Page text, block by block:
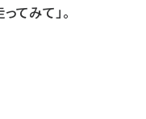
てみて」。